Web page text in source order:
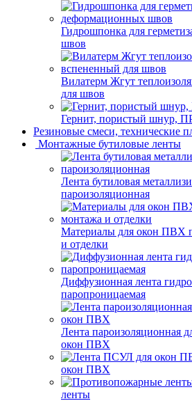
Гидрошпонка для
швов
Вилатерм Жгут
для швов
Гернит, пористый шнур,
Резиновые смеси, технические
Монтажные бутиловые ленты
Лента бутиловая
пароизоляционная
Материалы для окон ПВХ
и отделки
Диффузионная лента
паропроницаемая
Лента пароизоляционная
окон ПВХ
окон ПВХ
ленты